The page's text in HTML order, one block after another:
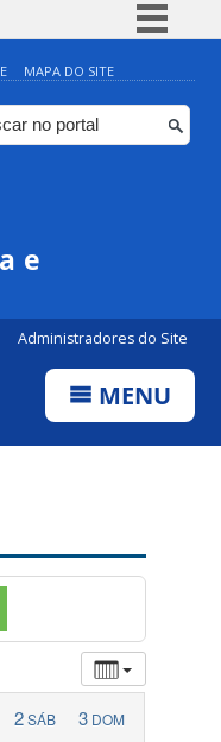
Simplifique!
Comunica BR
Participe
MAPA DO SITE
e
Administradores do Site
MENU
2SÁB 3 DOM